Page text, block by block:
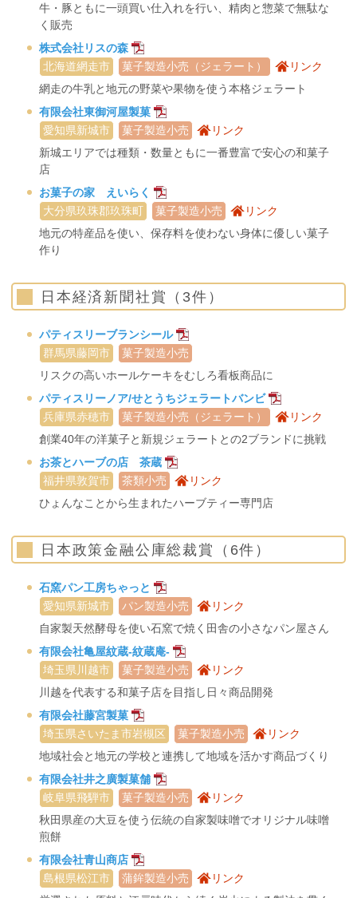
牛・豚ともに一頭買い仕入れを行い、精肉と惣菜で無駄な
く販売
株式会社リスの森
北海道網走市
菓子製造小売（ジェラート）
リンク
網走の牛乳と地元の野菜や果物を使う本格ジェラート
有限会社東御河屋製菓
愛知県新城市
菓子製造小売
リンク
新城エリアでは種類・数量ともに一番豊富で安心の和菓子
店
お菓子の家 えいらく
大分県玖珠郡玖珠町
菓子製造小売
リンク
地元の特産品を使い、保存料を使わない身体に優しい菓子
作り
日本経済新聞社賞（3件）
パティスリーブランシール
群馬県藤岡市
菓子製造小売
リスクの高いホールケーキをむしろ看板商品に
パティスリーノア/せとうちジェラートバンビ
兵庫県赤穂市
菓子製造小売（ジェラート）
リンク
創業40年の洋菓子と新規ジェラートとの2ブランドに挑戦
お茶とハーブの店 茶蔵
福井県敦賀市
茶類小売
リンク
ひょんなことから生まれたハーブティー専門店
日本政策金融公庫総裁賞（6件）
石窯パン工房ちゃっと
愛知県新城市
パン製造小売
リンク
自家製天然酵母を使い石窯で焼く田舎の小さなパン屋さん
有限会社亀屋紋蔵-紋蔵庵-
埼玉県川越市
菓子製造小売
リンク
川越を代表する和菓子店を目指し日々商品開発
有限会社藤宮製菓
埼玉県さいたま市岩槻区
菓子製造小売
リンク
地域社会と地元の学校と連携して地域を活かす商品づくり
有限会社井之廣製菓舗
岐阜県飛騨市
菓子製造小売
リンク
秋田県産の大豆を使う伝統の自家製味噌でオリジナル味噌
煎餅
有限会社青山商店
島根県松江市
蒲鉾製造小売
リンク